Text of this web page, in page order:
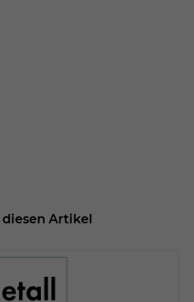
diesen Artikel
des Login Status.